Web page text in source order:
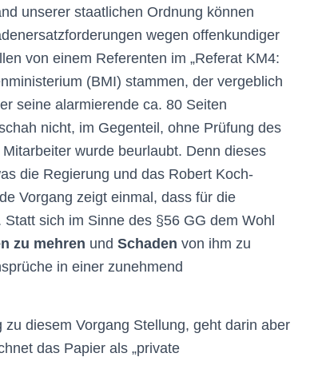
unserer staatlichen Ordnung können
wegen offenkundiger
von einem Referenten im „Referat KM4:
(BMI) stammen, der vergeblich
seine alarmierende ca. 80 Seiten
nicht, im Gegenteil, ohne Prüfung des
wurde beurlaubt. Denn dieses
die Regierung und das Robert Koch-
Vorgang zeigt einmal, dass für die
sich im Sinne des §56 GG dem Wohl
zu mehren und Schaden von ihm zu
in einer zunehmend
diesem Vorgang Stellung, geht darin aber
das Papier als „private